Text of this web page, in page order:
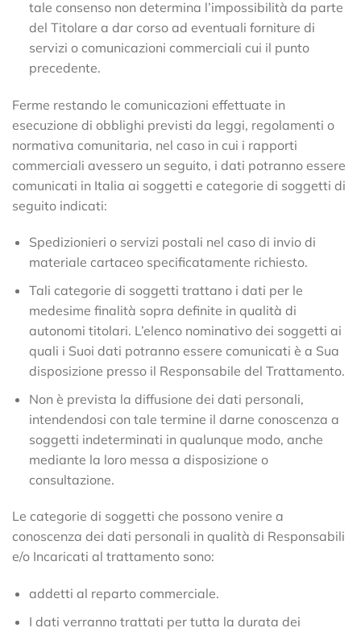
tale consenso non determina l’impossibilità da parte
del Titolare a dar corso ad eventuali forniture di
servizi o comunicazioni commerciali cui il punto
precedente.
Ferme restando le comunicazioni effettuate in
esecuzione di obblighi previsti da leggi, regolamenti o
normativa comunitaria, nel caso in cui i rapporti
commerciali avessero un seguito, i dati potranno essere
comunicati in Italia ai soggetti e categorie di soggetti di
seguito indicati:
Spedizionieri o servizi postali nel caso di invio di
materiale cartaceo specificatamente richiesto.
Tali categorie di soggetti trattano i dati per le
medesime finalità sopra definite in qualità di
autonomi titolari. L’elenco nominativo dei soggetti ai
quali i Suoi dati potranno essere comunicati è a Sua
disposizione presso il Responsabile del Trattamento.
Non è prevista la diffusione dei dati personali,
intendendosi con tale termine il darne conoscenza a
soggetti indeterminati in qualunque modo, anche
mediante la loro messa a disposizione o
consultazione.
Le categorie di soggetti che possono venire a
conoscenza dei dati personali in qualità di Responsabili
e/o Incaricati al trattamento sono:
addetti al reparto commerciale.
I dati verranno trattati per tutta la durata dei